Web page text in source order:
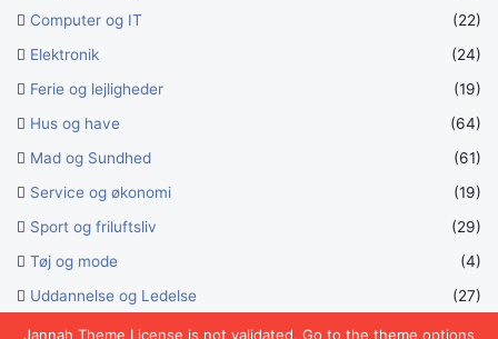
Jannah Theme License is not validated, Go to the theme options
Computer og IT
(22)
Elektronik
(24)
Ferie og lejligheder
(19)
Hus og have
(64)
Mad og Sundhed
(61)
Service og økonomi
(19)
Sport og friluftsliv
(29)
Tøj og mode
(4)
Uddannelse og Ledelse
(27)
Ukategoriseret
(196)